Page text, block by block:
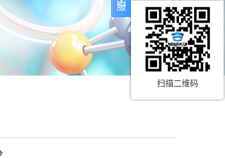
服
扫描二维码